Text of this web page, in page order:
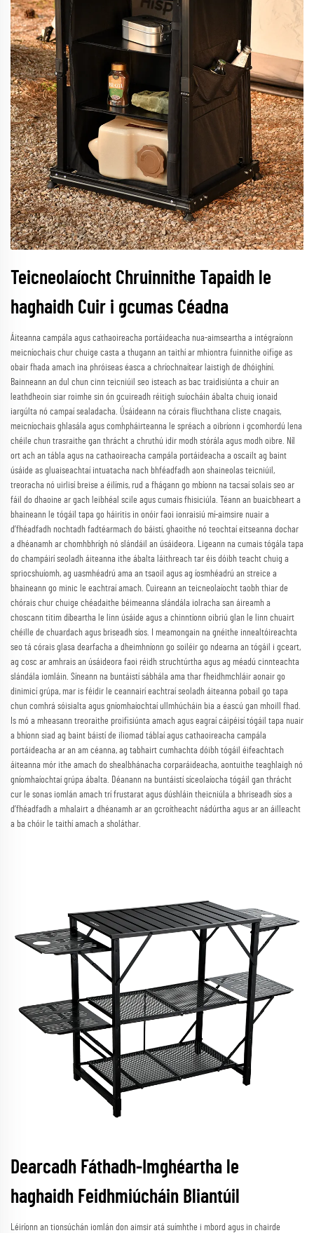
Teicneolaíocht Chruinnithe Tapaidh le
haghaidh Cuir i gcumas Céadna
Áiteanna campála agus cathaoireacha portáideacha nua-aimseartha a intégraíonn
meicníochais chur chuige casta a thugann an taithí ar mhiontra fuinnithe oifige as
obair fhada amach ina phróiseas éasca a chríochnaítear laistigh de dhóighíní.
Bainneann an dul chun cinn teicniúil seo isteach as bac traidisiúnta a chuir an
leathdheoin siar roimhe sin ón gcuireadh réitigh suíocháin ábalta chuig ionaid
iargúlta nó campaí sealadacha. Úsáideann na córais fliuchthana cliste cnagais,
meicníochais ghlasála agus comhpháirteanna le spréach a oibríonn i gcomhordú lena
chéile chun trasraithe gan thrácht a chruthú idir modh stórála agus modh oibre. Níl
ort ach an tábla agus na cathaoireacha campála portáideacha a oscailt ag baint
úsáide as gluaiseachtaí intuatacha nach bhféadfadh aon shaineolas teicniúil,
treoracha nó uirlisí breise a éilímis, rud a fhágann go mbíonn na tacsaí solais seo ar
fáil do dhaoine ar gach leibhéal scile agus cumais fhisiciúla. Téann an buaicbheart a
bhaineann le tógáil tapa go háiritis in onóir faoi ionraisiú mí-aimsire nuair a
d’fhéadfadh nochtadh fadtéarmach do báistí, ghaoithe nó teochtaí eitseanna dochar
a dhéanamh ar chomhbhrígh nó slándáil an úsáideora. Ligeann na cumais tógála tapa
do champáirí seoladh áiteanna ithe ábalta láithreach tar éis dóibh teacht chuig a
spriocshuíomh, ag uasmhéadrú ama an tsaoil agus ag íosmhéadrú an streice a
bhaineann go minic le eachtraí amach. Cuireann an teicneolaíocht taobh thiar de
chórais chur chuige chéadaithe béimeanna slándála iolracha san áireamh a
choscann titim díbeartha le linn úsáide agus a chinntíonn oibriú glan le linn chuairt
chéille de chuardach agus briseadh síos. I meamongain na gnéithe innealtóireachta
seo tá córais glasa dearfacha a dheimhníonn go soiléir go ndearna an tógáil i gceart,
ag cosc ar amhrais an úsáideora faoi réidh struchtúrtha agus ag méadú cinnteachta
slándála iomláin. Síneann na buntáistí sábhála ama thar fheidhmchláir aonair go
dinimicí grúpa, mar is féidir le ceannairí eachtraí seoladh áiteanna pobail go tapa
chun comhrá sóisialta agus gníomhaíochtaí ullmhúcháin bia a éascú gan mhoill fhad.
Is mó a mheasann treoraithe proifisiúnta amach agus eagraí cáipéisí tógáil tapa nuair
a bhíonn siad ag baint báistí de iliomad táblaí agus cathaoireacha campála
portáideacha ar an am céanna, ag tabhairt cumhachta dóibh tógáil éifeachtach
áiteanna mór ithe amach do shealbhánacha corparáideacha, aontuithe teaghlaigh nó
gníomhaíochtaí grúpa ábalta. Déanann na buntáistí síceolaíocha tógáil gan thrácht
cur le sonas iomlán amach trí frustarat agus dúshláin theicniúla a bhriseadh síos a
d’fhéadfadh a mhalairt a dhéanamh ar an gcroítheacht nádúrtha agus ar an áilleacht
a ba chóir le taithí amach a sholáthar.
Dearcadh Fáthadh-Imghéartha le
haghaidh Feidhmiúcháin Bliantúil
Léiríonn an tionsúchán iomlán don aimsir atá suímhthe i mbord agus in chairde